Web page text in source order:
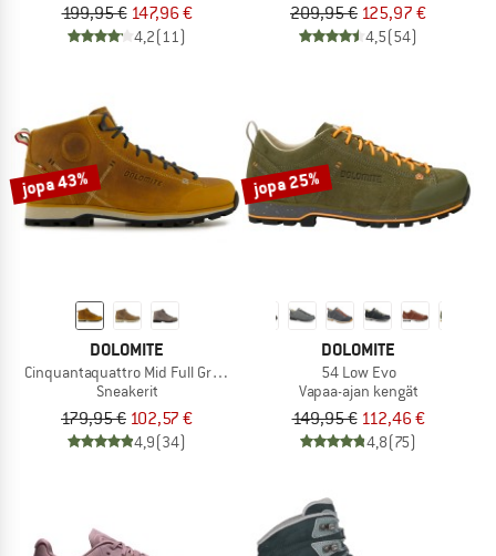
199,95 € 147,96 €
4,2(11)
209,95 € 125,97 €
4,5(54)
jopa 43%
DOLOMITE
Cinquantaquattro Mid Full Grain Leather Evo
Sneakerit
179,95 € 102,57 €
4,9(34)
jopa 25%
DOLOMITE
54 Low Evo
Vapaa-ajan kengät
149,95 € 112,46 €
4,8(75)